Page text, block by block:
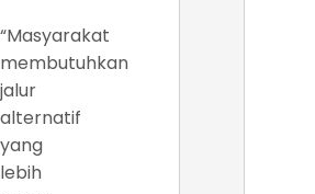
“Masyarakat
membutuhkan
jalur
alternatif
yang
lebih